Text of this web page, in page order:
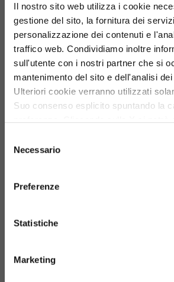
Il nostro sito web utilizza i cookie
gestione del sito, la fornitura dei
personalizzazione dei contenuti e
traffico web. Condividiamo inoltre
sull'utente con i nostri partner che si
mantenimento del sito e dell'analisi
Ulteriori cookie verranno utilizzati
Suo consenso esplicito spuntando la
Per un corretto funzionamento e la
nel nostro sito consigliamo di
delNecessario
Preferenze
Statistiche
Marketing
Filiale:
Selezione Filiale